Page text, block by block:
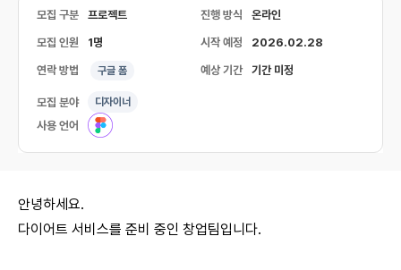
모집 구분 프로젝트 진행 방식 온라인
모집 인원 1명 시작 예정 2026.02.28
연락 방법 구글 폼 예상 기간 기간 미정
모집 분야 디자이너
사용 언어
안녕하세요.
다이어트 서비스를 준비 중인 창업팀입니다.